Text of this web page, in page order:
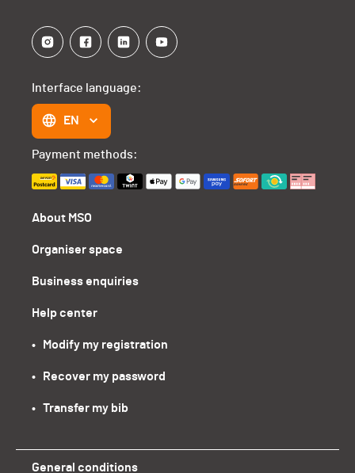
About MSO
Organiser space
Business enquiries
Help center
•   Modify my registration
•   Recover my password
•   Transfer my bib
Interface language:
EN
Payment methods:
General conditions